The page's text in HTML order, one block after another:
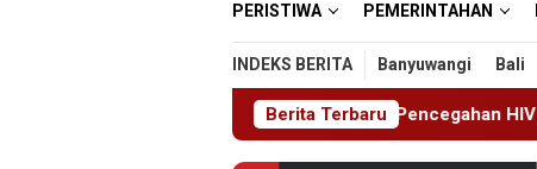
PERISTIWA PEMERINTAHAN
INDEKS BERITA Banyuwangi Bali
Berita Terbaru
Sidoarjo Perkuat Pencegahan HIV di Kalangan Remaja